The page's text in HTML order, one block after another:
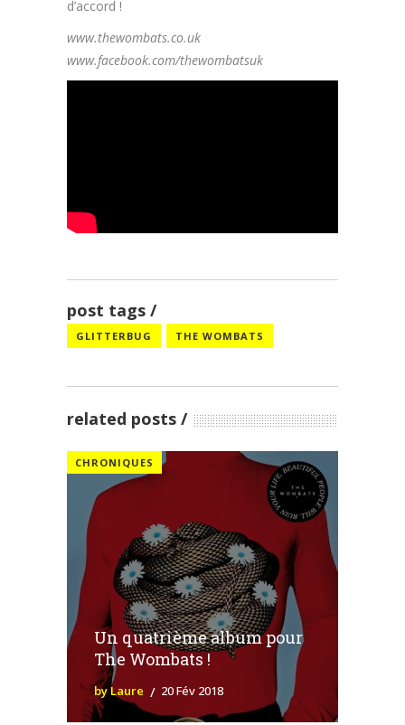
d’accord !
www.thewombats.co.uk
www.facebook.com/thewombatsuk
post tags
GLITTERBUG THE WOMBATS
related posts
CHRONIQUES
Un quatrième album pour
The Wombats !
by Laure 20 Fév 2018